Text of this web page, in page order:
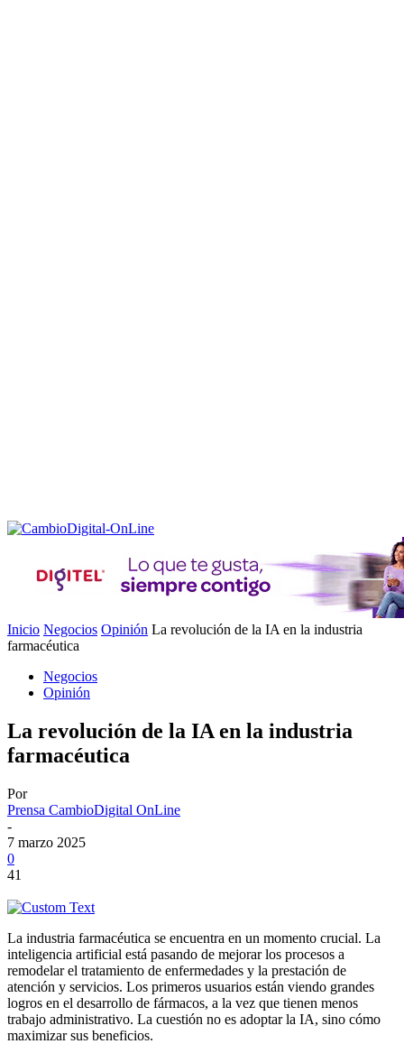
Inicio Negocios Opinión La revolución de la IA en la industria
farmacéutica
Negocios
Opinión
La revolución de la IA en la industria
farmacéutica
Por
Prensa CambioDigital OnLine
-
7 marzo 2025
0
41
La industria farmacéutica se encuentra en un momento crucial. La
inteligencia artificial está pasando de mejorar los procesos a
remodelar el tratamiento de enfermedades y la prestación de
atención y servicios. Los primeros usuarios están viendo grandes
logros en el desarrollo de fármacos, a la vez que tienen menos
trabajo administrativo. La cuestión no es adoptar la IA, sino cómo
maximizar sus beneficios.